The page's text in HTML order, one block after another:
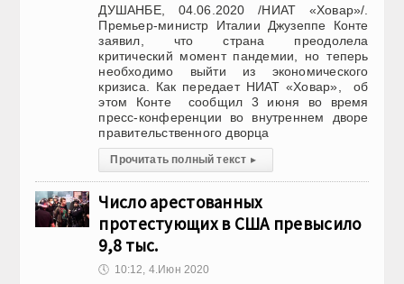
ДУШАНБЕ, 04.06.2020 /НИАТ «Ховар»/.
Премьер-министр Италии Джузеппе Конте
заявил, что страна преодолела
критический момент пандемии, но теперь
необходимо выйти из экономического
кризиса. Как передает НИАТ «Ховар», об
этом Конте сообщил 3 июня во время
пресс-конференции во внутреннем дворе
правительственного дворца
Прочитать полный текст ▸
Число арестованных
протестующих в США превысило
9,8 тыс.
🕔 10:12, 4.Июн 2020